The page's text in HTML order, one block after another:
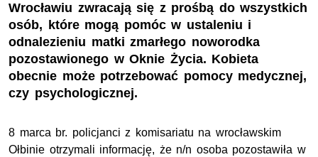
Wrocławiu zwracają się z prośbą do wszystkich
osób, które mogą pomóc w ustaleniu i
odnalezieniu matki zmarłego noworodka
pozostawionego w Oknie Życia. Kobieta
obecnie może potrzebować pomocy medycznej,
czy psychologicznej.
8 marca br. policjanci z komisariatu na wrocławskim
Ołbinie otrzymali informację, że n/n osoba pozostawiła w